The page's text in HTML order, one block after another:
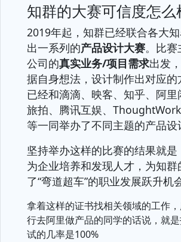
知群的大赛可信度怎么
2019年起，知群已经联合各大
出一系列的产品设计大赛。比赛
公司的真实业务/项目需求出发
据自身想法，设计制作出对应
已经和滴滴、映客、知乎、阿里
旅拍、腾讯互娱、
等一同举办了不同主题的产品设
坚持举办这样的比赛的结果就
为企业培养和发现人才，为知
了“弯道超车”的职业发展跃升机会
拿着这样的证书找相关领域的工作
行去阿里做产品的同学的话说，就
试的几率是100%